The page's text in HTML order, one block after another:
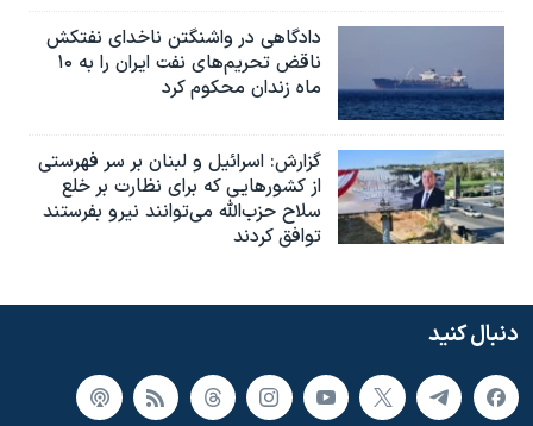
دادگاهی در واشنگتن ناخدای نفتکش
ناقض تحریم‌های نفت ایران را به ۱۰
ماه زندان محکوم کرد
گزارش‌: اسرائيل و لبنان بر سر فهرستی
از کشورهایی که برای نظارت بر خلع
سلاح حزب‌الله می‌توانند نیرو بفرستند
توافق کردند
دنبال کنید